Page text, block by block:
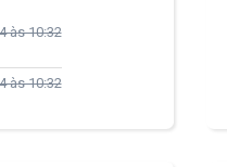
às 10:32
às 10:32